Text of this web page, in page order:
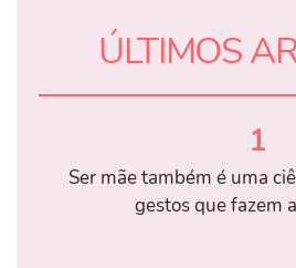
ÚLTIMOS
1
Ser mãe também é uma
gestos que fazem